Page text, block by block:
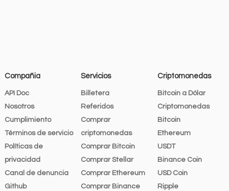
Compañia
API Doc
Nosotros
Cumplimiento
Términos de servicio
Políticas de
privacidad
Canal de denuncia
Github
Servicios
Billetera
Referidos
Comprar
criptomonedas
Comprar Bitcoin
Comprar Stellar
Comprar Ethereum
Comprar Binance
Criptomonedas
Bitcoin a Dólar
Criptomonedas
Bitcoin
Ethereum
USDT
Binance Coin
USD Coin
Ripple